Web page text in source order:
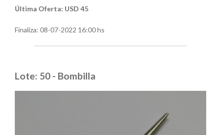
Última Oferta: USD 45
Finaliza: 08-07-2022 16:00 hs
Lote: 50 - Bombilla